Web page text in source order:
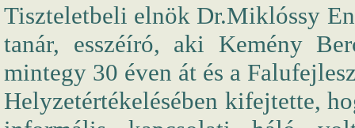
Tiszteletbeli elnök Dr.Miklóssy
tanár, esszéíró, aki Kemény
mintegy 30 éven át és a
Helyzetértékelésében kifejtette,